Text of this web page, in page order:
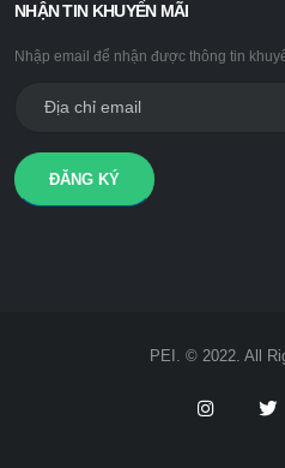
NHẬN TIN KHUYẾN MÃI
Nhập email để nhận được thông tin
ĐĂNG KÝ
PEI. © 2022. All